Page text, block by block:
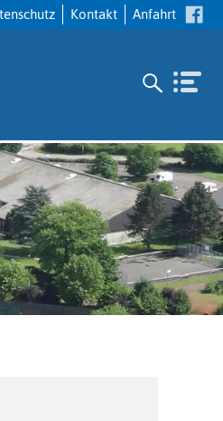
Kontakt Anfahrt